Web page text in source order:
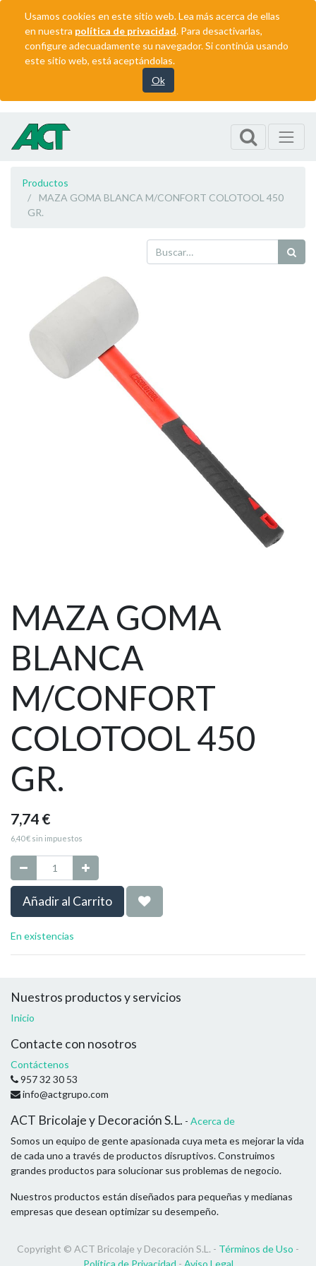
Usamos cookies en este sitio web. Lea más acerca de ellas
en nuestra política de privacidad. Para desactivarlas,
configure adecuadamente su navegador. Si continúa usando
este sitio web, está aceptándolas.
Ok
Productos
MAZA GOMA BLANCA M/CONFORT COLOTOOL 450
GR.
MAZA GOMA
BLANCA
M/CONFORT
COLOTOOL 450
GR.
7,74 €
6,40€ sin impuestos
Añadir al Carrito
En existencias
Nuestros productos y servicios
Inicio
Contacte con nosotros
Contáctenos
957 32 30 53
info@actgrupo.com
ACT Bricolaje y Decoración S.L. - Acerca de
Somos un equipo de gente apasionada cuya meta es mejorar la vida
de cada uno a través de productos disruptivos. Construimos
grandes productos para solucionar sus problemas de negocio.
Nuestros productos están diseñados para pequeñas y medianas
empresas que desean optimizar su desempeño.
Copyright © ACT Bricolaje y Decoración S.L. - Términos de Uso -
Política de Privacidad - Aviso Legal